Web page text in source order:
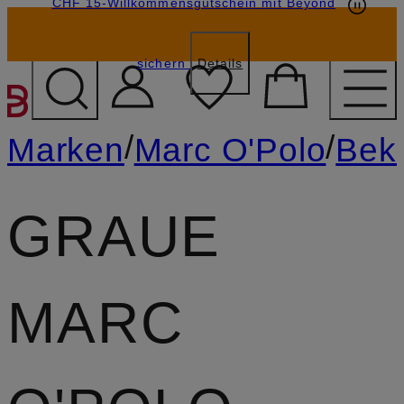
ZUM HAUPTINHALT
sichern Details
Marken/Marc O'Polo/
GRAUE
MARC